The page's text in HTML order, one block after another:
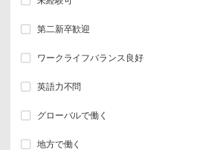
第二新卒歓迎
ワークライフバランス良好
英語力不問
グローバルで働く
地方で働く